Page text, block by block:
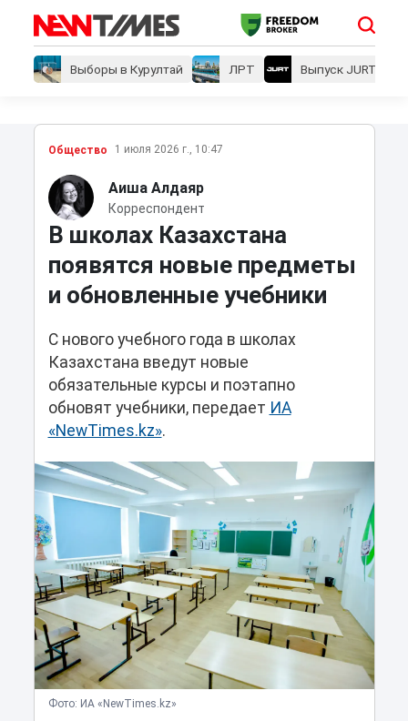
Выборы в Курултай ЛРТ Выпуск JURT
Общество 1 июля 2026 г., 10:47
Аиша Алдаяр
Корреспондент
В школах Казахстана
появятся новые предметы
и обновленные учебники
С нового учебного года в школах
Казахстана введут новые
обязательные курсы и поэтапно
обновят учебники, передает ИА
«NewTimes.kz».
Фото: ИА «NewTimes.kz»